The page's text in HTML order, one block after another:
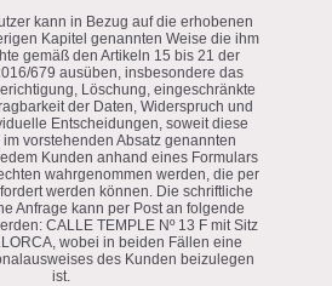
kann in Bezug auf die erhobenen
Kapitel genannten Weise die ihm
gemäß den Artikeln 15 bis 21 der
679 ausüben, insbesondere das
Löschung, eingeschränkte
der Daten, Widerspruch und
Entscheidungen, soweit diese
vorstehenden Absatz genannten
Kunden anhand eines Formulars
wahrgenommen werden, die per
werden können. Die schriftliche
Anfrage kann per Post an folgende
CALLE TEMPLE Nº 13 F mit Sitz
wobei in beiden Fällen eine
des Kunden beizulegen
ist.